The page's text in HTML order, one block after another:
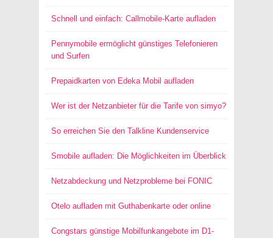
Schnell und einfach: Callmobile-Karte aufladen
Pennymobile ermöglicht günstiges Telefonieren
und Surfen
Prepaidkarten von Edeka Mobil aufladen
Wer ist der Netzanbieter für die Tarife von simyo?
So erreichen Sie den Talkline Kundenservice
Smobile aufladen: Die Möglichkeiten im Überblick
Netzabdeckung und Netzprobleme bei FONIC
Otelo aufladen mit Guthabenkarte oder online
Congstars günstige Mobilfunkangebote im D1-